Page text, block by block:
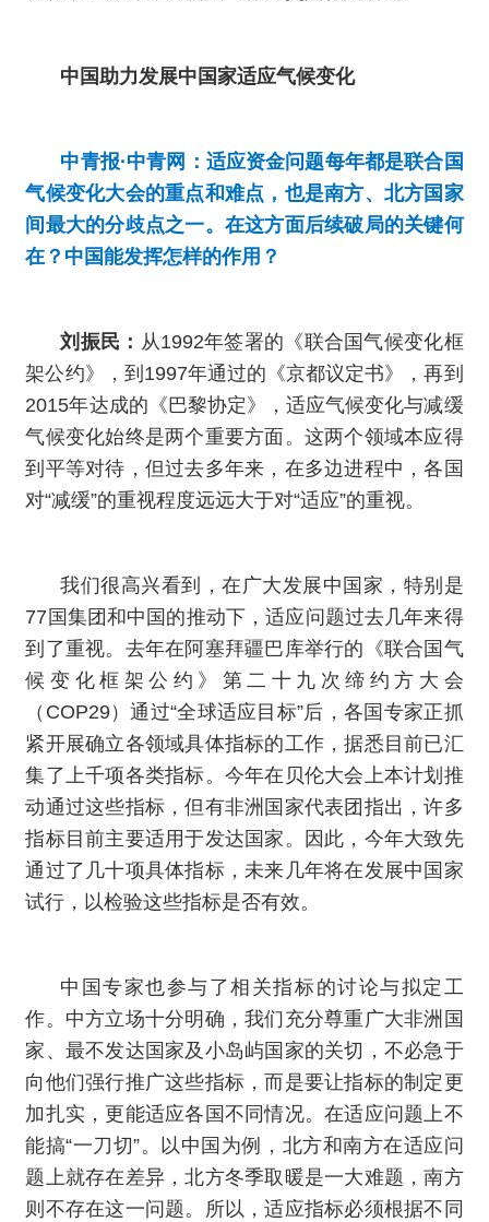
中国助力发展中国家适应气候变化
中青报·中青网：适应资金问题每年都是联合国
气候变化大会的重点和难点，也是南方、北方国家
间最大的分歧点之一。在这方面后续破局的关键何
在？中国能发挥怎样的作用？
刘振民： 从1992年签署的《联合国气候变化框
架公约》，到1997年通过的《京都议定书》，再到
2015年达成的《巴黎协定》，适应气候变化与减缓
气候变化始终是两个重要方面。这两个领域本应得
到平等对待，但过去多年来，在多边进程中，各国
对“减缓”的重视程度远远大于对“适应”的重视。
我们很高兴看到，在广大发展中国家，特别是
77国集团和中国的推动下，适应问题过去几年来得
到了重视。去年在阿塞拜疆巴库举行的《联合国气
候变化框架公约》第二十九次缔约方大会
（COP29）通过“全球适应目标”后，各国专家正抓
紧开展确立各领域具体指标的工作，据悉目前已汇
集了上千项各类指标。今年在贝伦大会上本计划推
动通过这些指标，但有非洲国家代表团指出，许多
指标目前主要适用于发达国家。因此，今年大致先
通过了几十项具体指标，未来几年将在发展中国家
试行，以检验这些指标是否有效。
中国专家也参与了相关指标的讨论与拟定工
作。中方立场十分明确，我们充分尊重广大非洲国
家、最不发达国家及小岛屿国家的关切，不必急于
向他们强行推广这些指标，而是要让指标的制定更
加扎实，更能适应各国不同情况。在适应问题上不
能搞“一刀切”。以中国为例，北方和南方在适应问
题上就存在差异，北方冬季取暖是一大难题，南方
则不存在这一问题。所以，适应指标必须根据不同